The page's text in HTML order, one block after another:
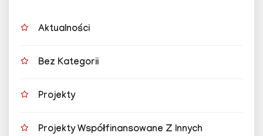
Aktualności
Bez Kategorii
Projekty
Projekty Współfinansowane Z Innych